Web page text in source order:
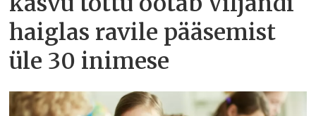
haiglas ravile pääsemist
üle 30 inimese